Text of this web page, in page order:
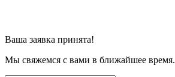
Ваша заявка принята!
Мы свяжемся с вами в ближайшее время.